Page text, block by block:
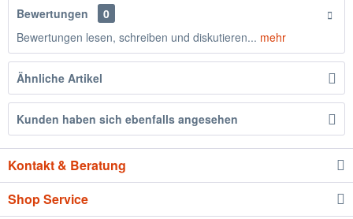
Bewertungen
0
Bewertungen lesen, schreiben und diskutieren... mehr
Ähnliche Artikel
Kunden haben sich ebenfalls angesehen
Kontakt & Beratung
Shop Service